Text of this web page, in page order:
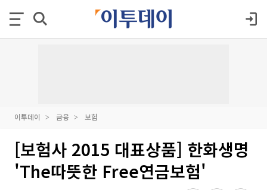
이투데이 금융 보험
[보험사 2015 대표상품] 한화생명
'The따뜻한 Free연금보험'